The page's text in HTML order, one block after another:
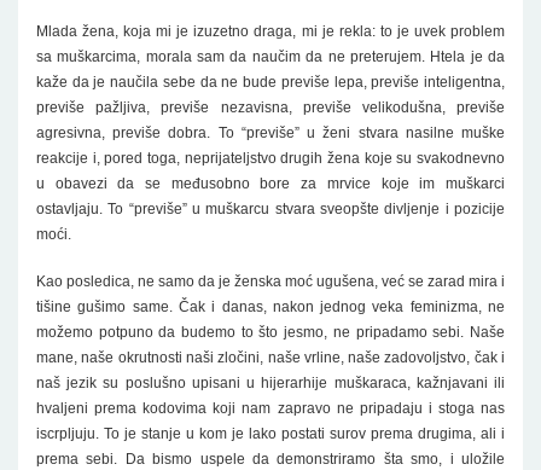
Mlada žena, koja mi je izuzetno draga, mi je rekla: to je uvek problem
sa muškarcima, morala sam da naučim da ne preterujem. Htela je da
kaže da je naučila sebe da ne bude previše lepa, previše inteligentna,
previše pažljiva, previše nezavisna, previše velikodušna, previše
agresivna, previše dobra. To “previše” u ženi stvara nasilne muške
reakcije i, pored toga, neprijateljstvo drugih žena koje su svakodnevno
u obavezi da se međusobno bore za mrvice koje im muškarci
ostavljaju. To “previše” u muškarcu stvara sveopšte divljenje i pozicije
moći.
Kao posledica, ne samo da je ženska moć ugušena, već se zarad mira i
tišine gušimo same. Čak i danas, nakon jednog veka feminizma, ne
možemo potpuno da budemo to što jesmo, ne pripadamo sebi. Naše
mane, naše okrutnosti naši zločini, naše vrline, naše zadovoljstvo, čak i
naš jezik su poslušno upisani u hijerarhije muškaraca, kažnjavani ili
hvaljeni prema kodovima koji nam zapravo ne pripadaju i stoga nas
iscrpljuju. To je stanje u kom je lako postati surov prema drugima, ali i
prema sebi. Da bismo uspele da demonstriramo šta smo, i uložile